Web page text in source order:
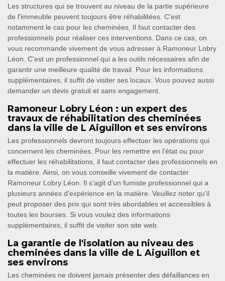
Les structures qui se trouvent au niveau de la partie supérieure
de l'immeuble peuvent toujours être réhabilitées. C'est
notamment le cas pour les cheminées. Il faut contacter des
professionnels pour réaliser ces interventions. Dans ce cas, on
vous recommande vivement de vous adresser à Ramoneur Lobry
Léon. C'est un professionnel qui a les outils nécessaires afin de
garantir une meilleure qualité de travail. Pour les informations
supplémentaires, il suffit de visiter ses locaux. Vous pouvez aussi
demander un devis gratuit et sans engagement.
Ramoneur Lobry Léon : un expert des
travaux de réhabilitation des cheminées
dans la ville de L Aiguillon et ses environs
Les professionnels devront toujours effectuer les opérations qui
concernent les cheminées. Pour les remettre en l'état ou pour
effectuer les réhabilitations, il faut contacter des professionnels en
la matière. Ainsi, on vous conseille vivement de contacter
Ramoneur Lobry Léon. Il s'agit d'un fumiste professionnel qui a
plusieurs années d'expérience en la matière. Veuillez noter qu'il
peut proposer des prix qui sont très abordables et accessibles à
toutes les bourses. Si vous voulez des informations
supplémentaires, il suffit de visiter son site web.
La garantie de l'isolation au niveau des
cheminées dans la ville de L Aiguillon et
ses environs
Les cheminées ne doivent jamais présenter des défaillances en